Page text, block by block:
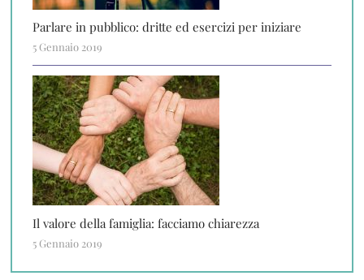
Parlare in pubblico: dritte ed esercizi per iniziare
5 Gennaio 2019
Il valore della famiglia: facciamo chiarezza
5 Gennaio 2019